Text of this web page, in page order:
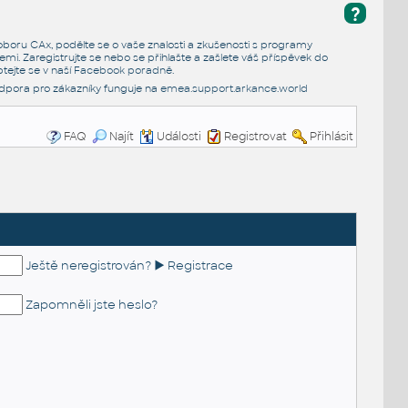
?
CAx, podělte se o vaše znalosti a zkušenosti s programy
Zaregistrujte se nebo se přihlašte a zašlete váš příspěvek do
se v naší Facebook poradně.
pro zákazníky funguje na emea.support.arkance.world
FAQ Najít Události Registrovat Přihlásit
Ještě neregistrován? ► Registrace
Zapomněli jste heslo?